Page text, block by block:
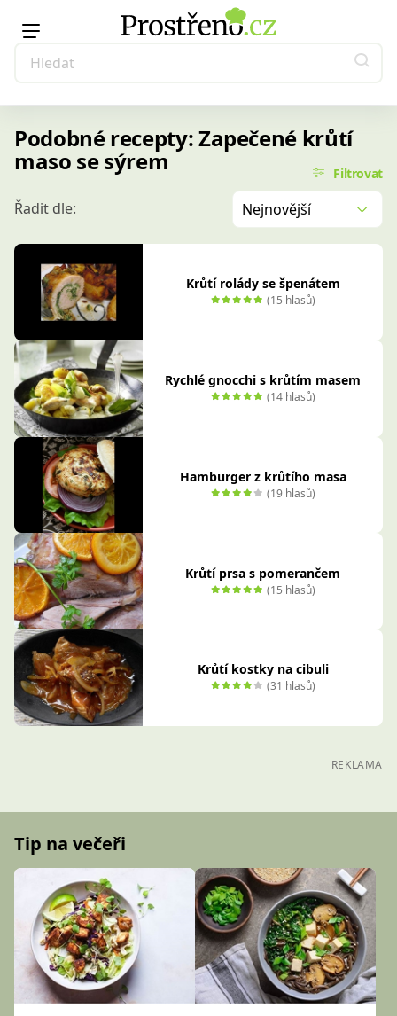
Podobné recepty: Zapečené krůtí
maso se sýrem Filtrovat
Řadit dle: Nejnovější
Krůtí rolády se špenátem
(15 hlasů)
Rychlé gnocchi s krůtím masem
(14 hlasů)
Hamburger z krůtího masa
(19 hlasů)
Krůtí prsa s pomerančem
(15 hlasů)
Krůtí kostky na cibuli
(31 hlasů)
REKLAMA
Tip na večeři